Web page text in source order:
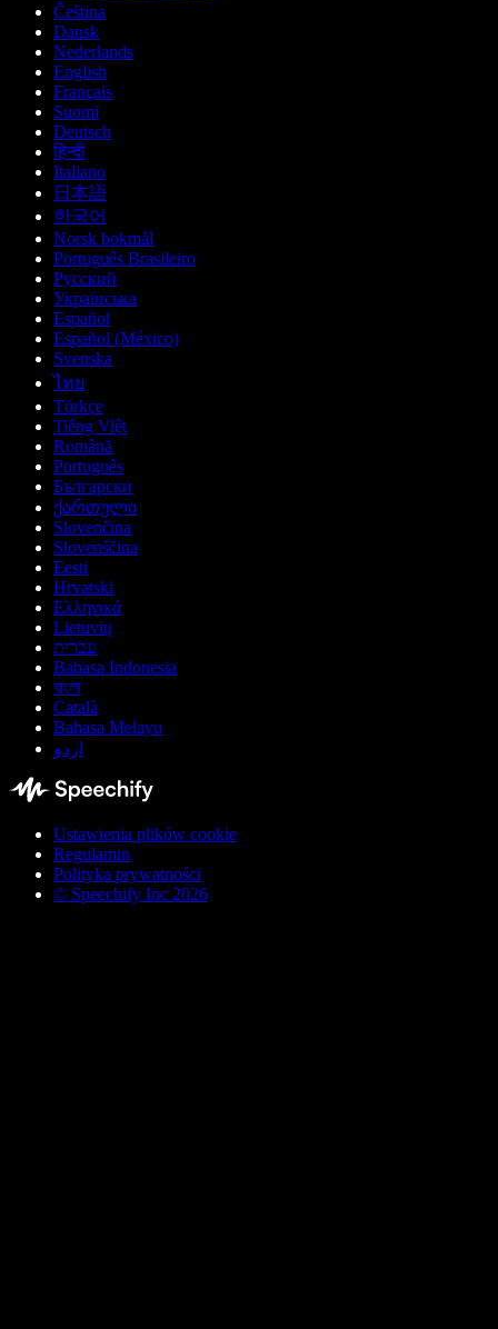
Čeština
Dansk
Nederlands
English
Français
Suomi
Deutsch
हिन्दी
Italiano
日本語
한국어
Norsk bokmål
Português Brasileiro
Русский
Українська
Español
Español (México)
Svenska
ไทย
Türkçe
Tiếng Việt
Română
Português
Български
ქართული
Slovenčina
Slovenščina
Eesti
Hrvatski
Ελληνικά
Lietuvių
עברית
Bahasa Indonesia
বাংলা
Català
Bahasa Melayu
اردو
Ustawienia plików cookie
Regulamin
Polityka prywatności
© Speechify Inc 2026